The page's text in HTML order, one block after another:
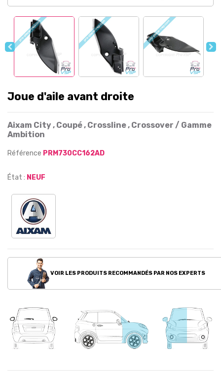
Joue d'aile avant droite
Aixam City , Coupé , Crossline , Crossover / Gamme
Ambition
Référence PRM730CC162AD
État : NEUF
VOIR LES PRODUITS RECOMMANDÉS PAR NOS EXPERTS